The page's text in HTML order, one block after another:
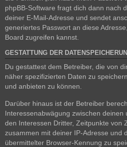
phpBB-Software fragt dich dann nach
deiner E-Mail-Adresse und sendet
generiertes Passwort an diese
Board zugreifen kannst.
GESTATTUNG DER
Du gestattest dem Betreiber, die von
näher spezifizierten Daten zu
und anbieten zu können.
Darüber hinaus ist der Betreiber
Interessenabwägung zwischen deinen
den Interessen Dritter, Zeitpunkte von
zusammen mit deiner IP-Adresse und
übermittelter Browser-Kennung zu